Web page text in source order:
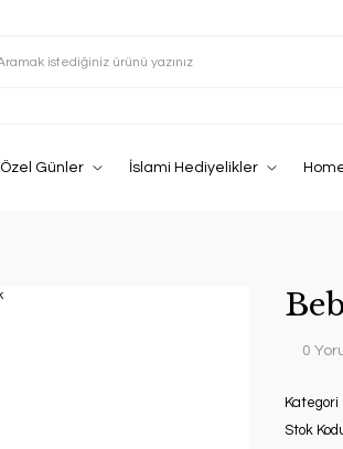
Özel Günler İslami Hediyelikler
0
Kategori
Stok